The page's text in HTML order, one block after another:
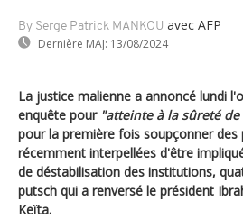
By Serge Patrick MANKOU avec AFP
Dernière MAJ: 13/08/2024
La justice malienne a annoncé lundi
enquête pour "atteinte à la sûreté de
pour la première fois soupçonner des
récemment interpellées d'être
de déstabilisation des institutions,
putsch qui a renversé le président
Keïta.